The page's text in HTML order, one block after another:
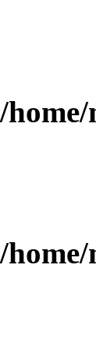
/
/